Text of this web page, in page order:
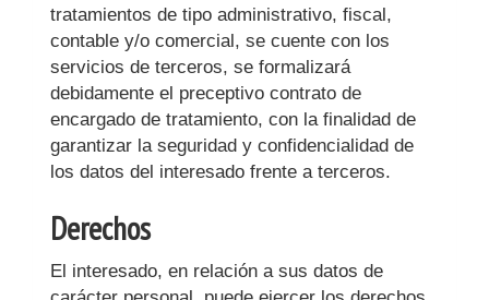
tratamientos de tipo administrativo, fiscal,
contable y/o comercial, se cuente con los
servicios de terceros, se formalizará
debidamente el preceptivo contrato de
encargado de tratamiento, con la finalidad de
garantizar la seguridad y confidencialidad de
los datos del interesado frente a terceros.
Derechos
El interesado, en relación a sus datos de